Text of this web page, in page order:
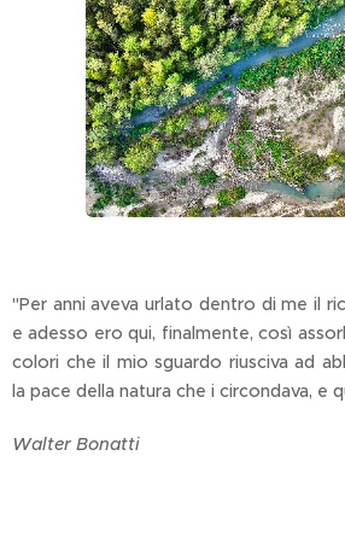
"Per anni aveva urlato dentro di me il
e adesso ero qui, finalmente, così
colori che il mio sguardo riusciva ad
la pace della natura che i circondava, e
Walter Bonatti